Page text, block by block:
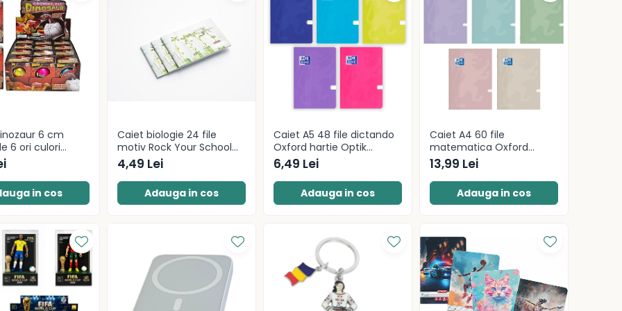
6 cm
6 ori culori
in cos
Caiet biologie 24 file
motiv Rock Your School
Herlitz
4,49 Lei
Adauga in cos
Caiet A5 48 file dictando
Oxford hartie Optik
80g/mp diverse culori
6,49 Lei
Adauga in cos
Caiet A4 60 file
matematica Oxford
hartie Optik 80g/mp
motiv Touch Pastel
13,99 Lei
Adauga in cos